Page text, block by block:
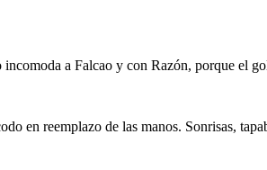
a Falcao y con Razón, porque el
en reemplazo de las manos. Sonrisas,